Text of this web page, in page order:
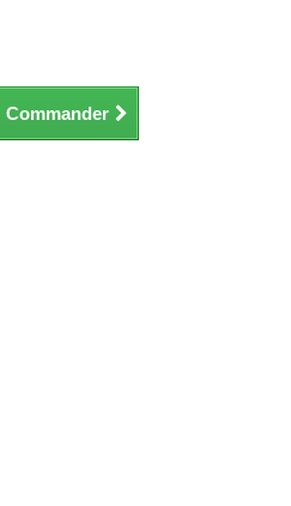
Commander